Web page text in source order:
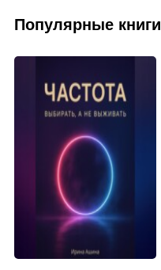
Популярные книги